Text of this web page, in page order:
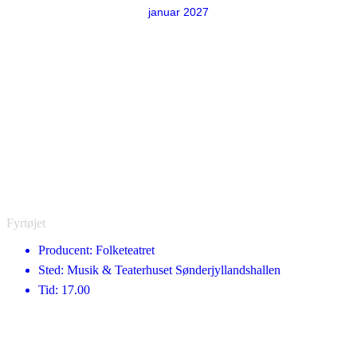
januar 2027
Fyrtøjet
Producent: Folketeatret
Sted: Musik & Teaterhuset Sønderjyllandshallen
Tid: 17.00